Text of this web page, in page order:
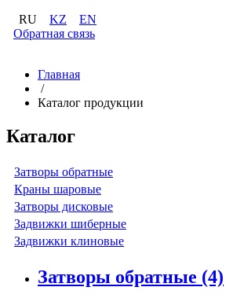
RU KZ
EN
Обратная связь
Главная
/
Каталог продукции
Каталог
Затворы обратные
Краны шаровые
Затворы дисковые
Задвижки шиберные
Задвижки клиновые
Затворы обратные (4)